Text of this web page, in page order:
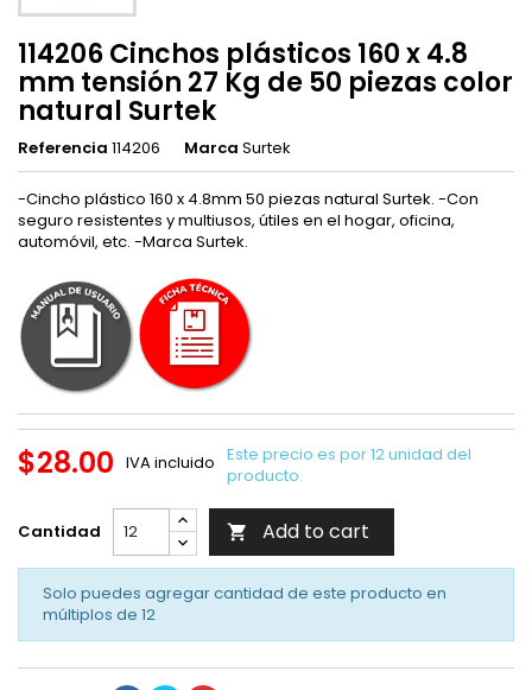
114206 Cinchos plásticos 160 x 4.8
mm tensión 27 Kg de 50 piezas color
natural Surtek
Referencia 114206 Marca Surtek
-Cincho plástico 160 x 4.8mm 50 piezas natural Surtek. -Con
seguro resistentes y multiusos, útiles en el hogar, oficina,
automóvil, etc. -Marca Surtek.
$28.00 IVA incluido Este precio es por 12 unidad del
producto.
Cantidad  Add to cart
Solo puedes agregar cantidad de este producto en
múltiplos de 12